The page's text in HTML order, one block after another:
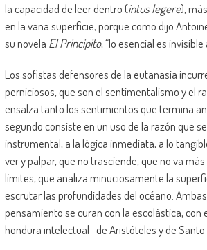
la capacidad de leer dentro (intus legere),
en la vana superficie; porque como dijo
su novela El Principito, “lo esencial es invisible
Los sofistas defensores de la eutanasia
perniciosos, que son el sentimentalismo y el
ensalza tanto los sentimientos que termina
segundo consiste en un uso de la razón que
instrumental, a la lógica inmediata, a lo
ver y palpar, que no trasciende, que no va
límites, que analiza minuciosamente la
escrutar las profundidades del océano.
pensamiento se curan con la escolástica, con
hondura intelectual- de Aristóteles y de Santo